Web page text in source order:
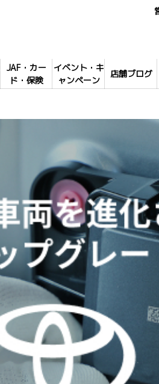
JAF・カー
ド・保険
イベント・キ
ャンペーン
店舗ブログ